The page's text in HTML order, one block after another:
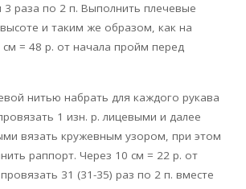
3 раза по 2 п. Выполнить плечевые
и таким же образом, как на
см = 48 р. от начала пройм перед
нитью набрать для каждого рукава
1 изн. р. лицевыми и далее
вязать кружевным узором, при этом
раппорт. Через 10 см = 22 р. от
31 (31-35) раз по 2 п. вместе